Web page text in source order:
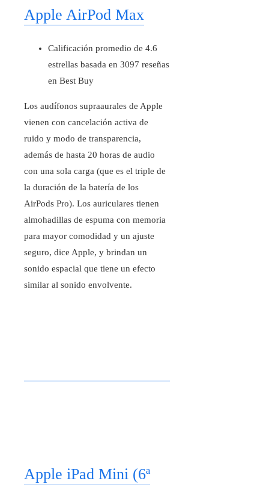
Apple AirPod Max
Calificación promedio de 4.6
estrellas basada en 3097 reseñas
en Best Buy
Los audífonos supraaurales de Apple
vienen con cancelación activa de
ruido y modo de transparencia,
además de hasta 20 horas de audio
con una sola carga (que es el triple de
la duración de la batería de los
AirPods Pro). Los auriculares tienen
almohadillas de espuma con memoria
para mayor comodidad y un ajuste
seguro, dice Apple, y brindan un
sonido espacial que tiene un efecto
similar al sonido envolvente.
Apple iPad Mini (6ª